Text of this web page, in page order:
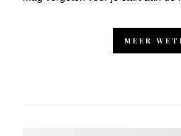
MEER